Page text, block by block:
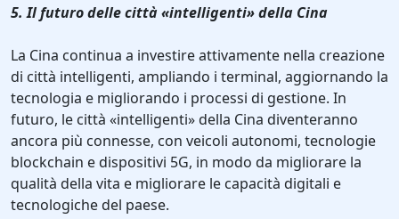
5. Il futuro delle città «intelligenti» della Cina
La Cina continua a investire attivamente nella creazione
di città intelligenti, ampliando i terminal, aggiornando la
tecnologia e migliorando i processi di gestione. In
futuro, le città «intelligenti» della Cina diventeranno
ancora più connesse, con veicoli autonomi, tecnologie
blockchain e dispositivi 5G, in modo da migliorare la
qualità della vita e migliorare le capacità digitali e
tecnologiche del paese.